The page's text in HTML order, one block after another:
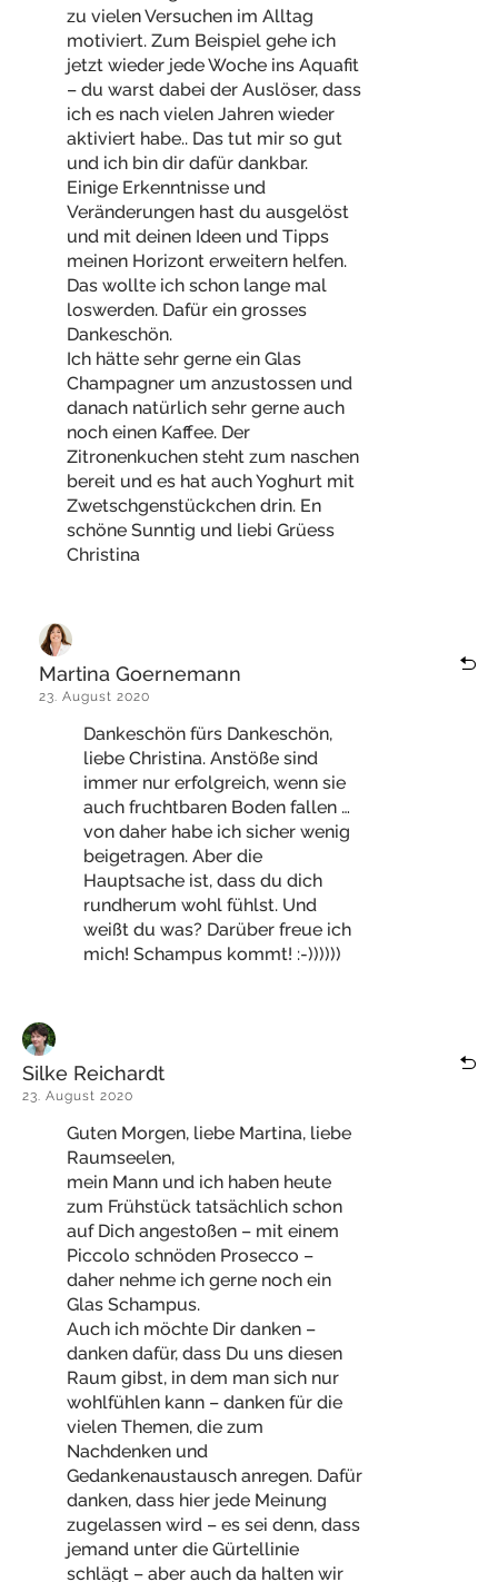
zu vielen Versuchen im Alltag
motiviert. Zum Beispiel gehe ich
jetzt wieder jede Woche ins Aquafit
– du warst dabei der Auslöser, dass
ich es nach vielen Jahren wieder
aktiviert habe.. Das tut mir so gut
und ich bin dir dafür dankbar.
Einige Erkenntnisse und
Veränderungen hast du ausgelöst
und mit deinen Ideen und Tipps
meinen Horizont erweitern helfen.
Das wollte ich schon lange mal
loswerden. Dafür ein grosses
Dankeschön.
Ich hätte sehr gerne ein Glas
Champagner um anzustossen und
danach natürlich sehr gerne auch
noch einen Kaffee. Der
Zitronenkuchen steht zum naschen
bereit und es hat auch Yoghurt mit
Zwetschgenstückchen drin. En
schöne Sunntig und liebi Grüess
Christina
Martina Goernemann
23. August 2020
Dankeschön fürs Dankeschön,
liebe Christina. Anstöße sind
immer nur erfolgreich, wenn sie
auch fruchtbaren Boden fallen …
von daher habe ich sicher wenig
beigetragen. Aber die
Hauptsache ist, dass du dich
rundherum wohl fühlst. Und
weißt du was? Darüber freue ich
mich! Schampus kommt! :-))))))
Silke Reichardt
23. August 2020
Guten Morgen, liebe Martina, liebe
Raumseelen,
mein Mann und ich haben heute
zum Frühstück tatsächlich schon
auf Dich angestoßen – mit einem
Piccolo schnöden Prosecco –
daher nehme ich gerne noch ein
Glas Schampus.
Auch ich möchte Dir danken –
danken dafür, dass Du uns diesen
Raum gibst, in dem man sich nur
wohlfühlen kann – danken für die
vielen Themen, die zum
Nachdenken und
Gedankenaustausch anregen. Dafür
danken, dass hier jede Meinung
zugelassen wird – es sei denn, dass
jemand unter die Gürtellinie
schlägt – aber auch da halten wir